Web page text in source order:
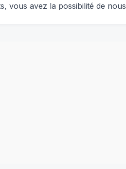
vous avez la possibilité de nous